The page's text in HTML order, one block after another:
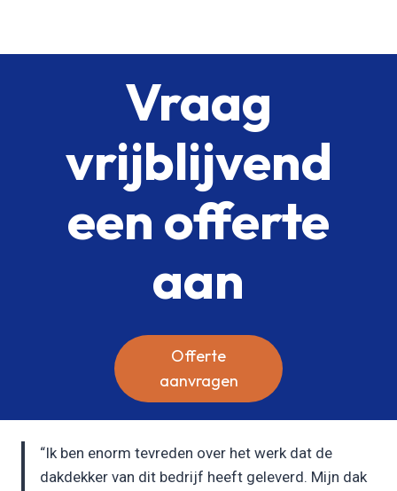
Vraag
vrijblijvend
een offerte
aan
Offerte
aanvragen
“Ik ben enorm tevreden over het werk dat de
dakdekker van dit bedrijf heeft geleverd. Mijn dak